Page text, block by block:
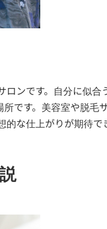
ロンです。自分に似合
です。美容室や脱毛
的な仕上がりが期待で